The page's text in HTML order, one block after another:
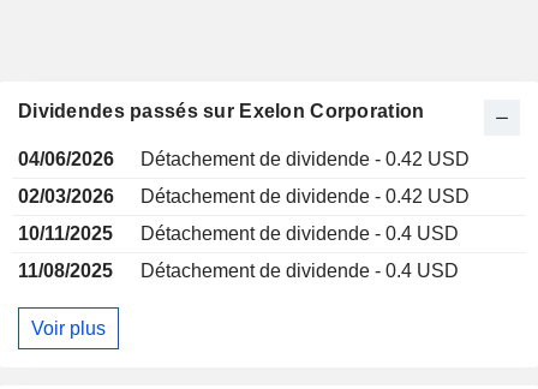
Dividendes passés sur Exelon Corporation
04/06/2026
Détachement de dividende - 0.42 USD
02/03/2026
Détachement de dividende - 0.42 USD
10/11/2025
Détachement de dividende - 0.4 USD
11/08/2025
Détachement de dividende - 0.4 USD
Voir plus